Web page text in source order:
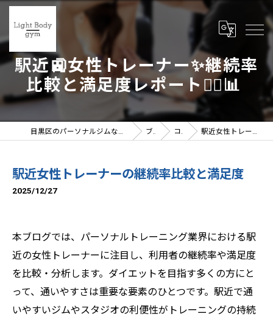
駅近🚉女性トレーナー✨継続率
比較と満足度レポート🧘‍♀️📊
目黒区のパーソナルジムならLight Body gymへ | 女性トレーナー在籍 ブログ コラム 駅近女性トレーナーの継続率比較と満足度
駅近女性トレーナーの継続率比較と満足度
2025/12/27
本ブログでは、パーソナルトレーニング業界における駅
近の女性トレーナーに注目し、利用者の継続率や満足度
を比較・分析します。ダイエットを目指す多くの方にと
って、通いやすさは重要な要素のひとつです。駅近で通
いやすいジムやスタジオの利便性がトレーニングの持続